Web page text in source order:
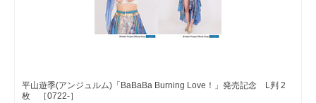
平山遊季(アンジュルム)「BaBaBa Burning Love！」発売記念 L判 2
枚 ［0722-］